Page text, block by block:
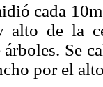
cada
alto de la
Se
por el